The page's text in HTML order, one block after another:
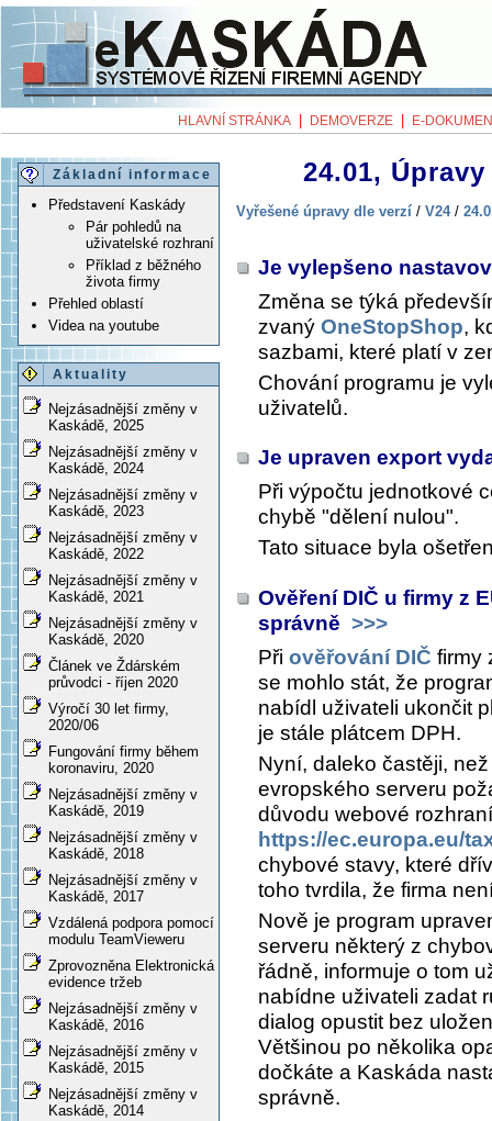
HLAVNÍ STRÁNKA DEMOVERZE E-
Základní informace
Představení Kaskády
Pár pohledů na
uživatelské rozhraní
Příklad z běžného
života firmy
Přehled oblastí
Videa na youtube
Aktuality
Nejzásadnější změny v
Kaskádě, 2025
Nejzásadnější změny v
Kaskádě, 2024
Nejzásadnější změny v
Kaskádě, 2023
Nejzásadnější změny v
Kaskádě, 2022
Nejzásadnější změny v
Kaskádě, 2021
Nejzásadnější změny v
Kaskádě, 2020
Článek ve Ždárském
průvodci - říjen 2020
Výročí 30 let firmy,
2020/06
Fungování firmy během
koronaviru, 2020
Nejzásadnější změny v
Kaskádě, 2019
Nejzásadnější změny v
Kaskádě, 2018
Nejzásadnější změny v
Kaskádě, 2017
Vzdálená podpora pomocí
modulu TeamVieweru
Zprovozněna Elektronická
evidence tržeb
Nejzásadnější změny v
Kaskádě, 2016
Nejzásadnější změny v
Kaskádě, 2015
Nejzásadnější změny v
Kaskádě, 2014
24.01,
Vyřešené úpravy dle verzí / V24/
Je vylepšeno
Změna se týká
zvaný OneStopShop,
sazbami, které platí v
Chování programu je
uživatelů.
Je upraven export
Při výpočtu jednotkové
chybě "dělení nulou".
Tato situace byla
Ověření DIČ u firmy z
správně >>>
Při ověřování DIČ firmy
se mohlo stát, že
nabídl uživateli ukončit
je stále plátcem DPH.
Nyní, daleko častěji,
evropského serveru
důvodu webové
https://ec.europa.eu/
chybové stavy, které
toho tvrdila, že firma
Nově je program
serveru některý z
řádně, informuje o tom
nabídne uživateli zadat
dialog opustit bez
Většinou po několika
dočkáte a Kaskáda
správně.